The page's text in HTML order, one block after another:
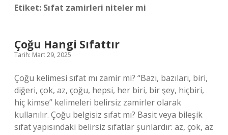
Etiket: Sıfat zamirleri niteler mi
Çoğu Hangi Sıfattır
Tarih: Mart 29, 2025
Çoğu kelimesi sıfat mı zamir mi? “Bazı, bazıları, biri,
diğeri, çok, az, çoğu, hepsi, her biri, bir şey, hiçbiri,
hiç kimse” kelimeleri belirsiz zamirler olarak
kullanılır. Çoğu belgisiz sıfat mı? Basit veya bileşik
sıfat yapısındaki belirsiz sıfatlar şunlardır: az, çok, az